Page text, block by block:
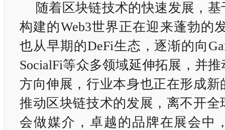
随着区块链技术的快速发展，
构建的Web3世界正在迎来蓬勃的
也从早期的DeFi生态，逐渐的向
SocialFi等众多领域延伸拓展，并
方向伸展，行业本身也正在形成新
推动区块链技术的发展，离不开全
会做媒介，卓越的品牌在展会中